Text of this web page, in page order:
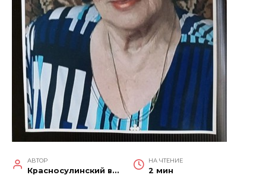
АВТОР
Красносулинский вестник
НА ЧТЕНИЕ
2 мин